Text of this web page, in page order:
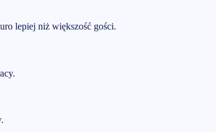
lepiej niż większość gości.